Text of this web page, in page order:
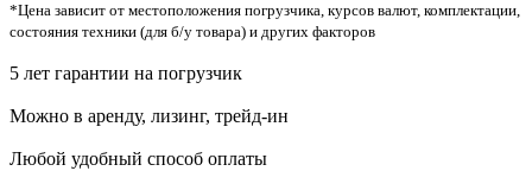
*Цена зависит от местоположения погрузчика, курсов валют, комплектации,
состояния техники (для б/у товара) и других факторов
5 лет гарантии на погрузчик
Можно в аренду, лизинг, трейд-ин
Любой удобный способ оплаты